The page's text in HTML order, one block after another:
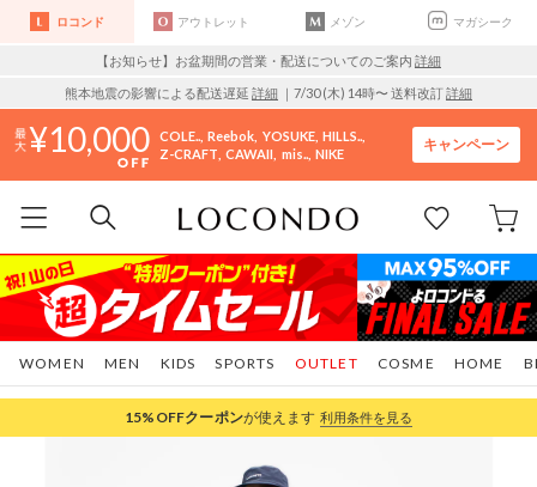
ロコンド アウトレット メゾン マガシーク
【お知らせ】お盆期間の営業・配送についてのご案内 詳細
熊本地震の影響による配送遅延 詳細 ｜7/30 (木) 14時〜 送料改訂詳細
10,000 COLE.. Reebok YOSUKE HILLS..
Z-CRAFT CAWAII mis.. NIKE
キャンペーン
WOMEN MEN KIDS SPORTS COSME HOME
OUTLET
15%OFFクーポンが使えます 利用条件を見る